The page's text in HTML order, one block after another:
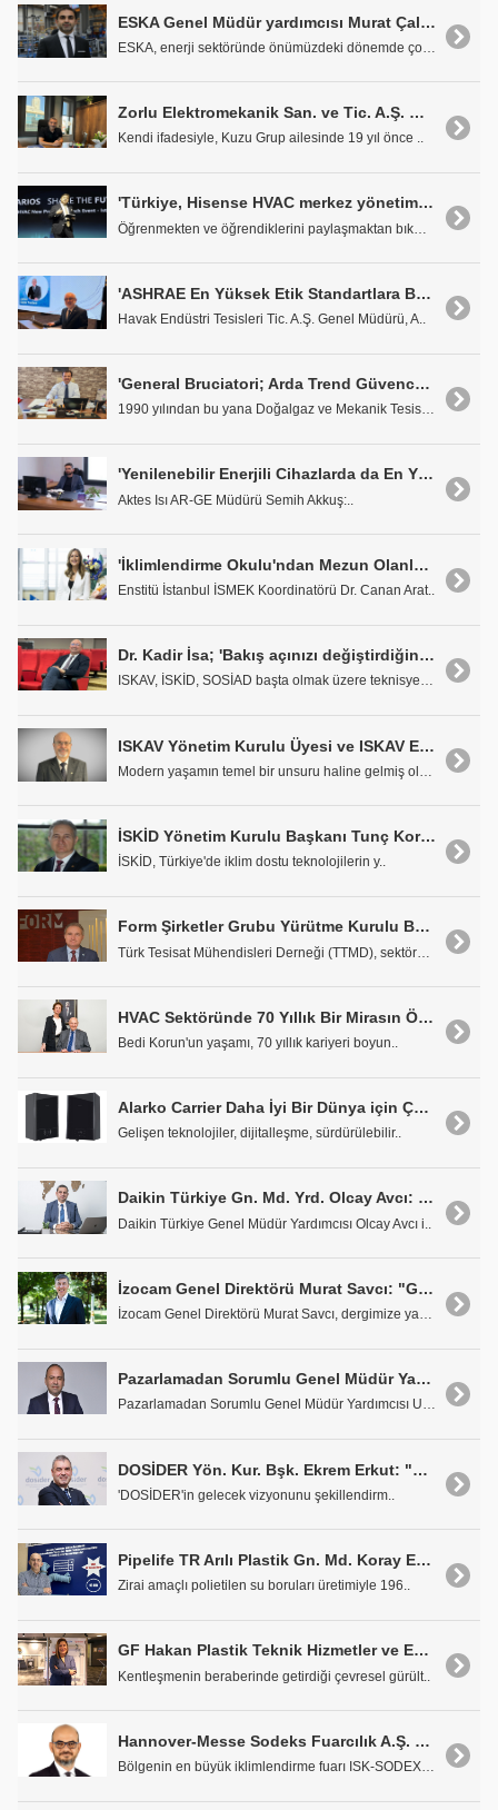
ESKA Genel Müdür yardımcısı Murat Çalapkulu; 'Ultrasonik Akıllı Doğalgaz Sayacı, tüketicilere gerçek zamanlı bilgi sağlayarak enerji tüketimini optimize etmelerine yardımcı oluyor.'
Zorlu Elektromekanik San. ve Tic. A.Ş. Genel Müdürü Semih Çalapkulu: "Her ayrılık aslında bir başlangıç..."
Kendi ifadesiyle, Kuzu Grup ailesinde 19 yıl önce ..
'Türkiye, Hisense HVAC merkez yönetimi için stratejik bir pazar niteliğinde.'
'ASHRAE En Yüksek Etik Standartlara Bağlıdır.'
Havak Endüstri Tesisleri Tic. A.Ş. Genel Müdürü, A..
'General Bruciatori; Arda Trend Güvencesi, Servis Kalitesi İle Yeniden Türkiye'de'
1990 yılından bu yana Doğalgaz ve Mekanik Tesisat ..
'Yenilenebilir Enerjili Cihazlarda da En Yüksek Yerli Katkı Oranına Ulaşacağız'
Aktes Isı AR-GE Müdürü Semih Akkuş:..
'İklimlendirme Okulu'ndan Mezun Olanlar, Teknik Eleman Olarak Sektörde İstihdam Edilebiliyor'
Enstitü İstanbul İSMEK Koordinatörü Dr. Canan Arat..
Dr. Kadir İsa; 'Bakış açınızı değiştirdiğinizde baktığınız şeyler de değişir. - Max Planck'
ISKAV, İSKİD, SOSİAD başta olmak üzere teknisyen v..
ISKAV Yönetim Kurulu Üyesi ve ISKAV Eğitim ve Laboratuvar Komisyon Başkanı Turgay Yay: 'İSMEK İklimlendirme Okulu Nitelikli İş Gücünün Yetişmesine Katkı Sağlıyor'
İSKİD Yönetim Kurulu Başkanı Tunç Korun: "Isı Pompalarının Yaygınlaşması İklim Değişikliği ile Mücadelede Büyük Katkı Sağlayacak"
İSKİD, Türkiye'de iklim dostu teknolojilerin y..
Form Şirketler Grubu Yürütme Kurulu Başkanı Tunç Korun: "TTMD Mentorluk Programı Genç Nesillerin Katılımını Arttıracak"
HVAC Sektöründe 70 Yıllık Bir Mirasın Öyküsü: Bedi Korun
Bedi Korun'un yaşamı, 70 yıllık kariyeri boyun..
Alarko Carrier Daha İyi Bir Dünya için Çalışıyor
Gelişen teknolojiler, dijitalleşme, sürdürülebilir..
Daikin Türkiye Gn. Md. Yrd. Olcay Avcı: "Yeşil Hidrojen Destekli Kombilerimizle Tüketiciyi Yakın Geleceğe Hazırlıyoruz"
Daikin Türkiye Genel Müdür Yardımcısı Olcay Avcı i..
İzocam Genel Direktörü Murat Savcı: "Geniş Ürün Yelpazemizle Etkin Çözümler Sunuyoruz"
İzocam Genel Direktörü Murat Savcı, dergimize yang..
Pazarlamadan Sorumlu Genel Müdür Yardımcısı Ufuk Atan: "Gelecekte, Daha Akıllı ve Çevreye Daha Duyarlı Isıtma Çözümleri Öne Çıkacak"
Pazarlamadan Sorumlu Genel Müdür Yardımcısı Ufuk A..
DOSİDER Yön. Kur. Bşk. Ekrem Erkut: "Derneğimizin Stratejisi Yenilenebilir ve Temiz Enerjiler Ekseninde Şekillenecek"
'DOSİDER'in gelecek vizyonunu şekillendirm..
Pipelife TR Arılı Plastik Gn. Md. Koray Erdoğan: "54 Yıldır Nesilden Nesile Geçen Bayilik Anlayışı ile Çalışıyoruz"
Zirai amaçlı polietilen su boruları üretimiyle 196..
GF Hakan Plastik Teknik Hizmetler ve Eğitim Müdürü Yasemin Arslan: "Ses Yalıtımlı Boruların Kullanıldığı Projeler Artıyor"
Kentleşmenin beraberinde getirdiği çevresel gürült..
Hannover-Messe Sodeks Fuarcılık A.Ş. Proje Direktörü Toros Utku: "ISK-SODEX Sektör Profesyonellerinin Muhakkak Uğraması Gereken Bir Nokta"
Bölgenin en büyük iklimlendirme fuarı ISK-SODEX, 2..